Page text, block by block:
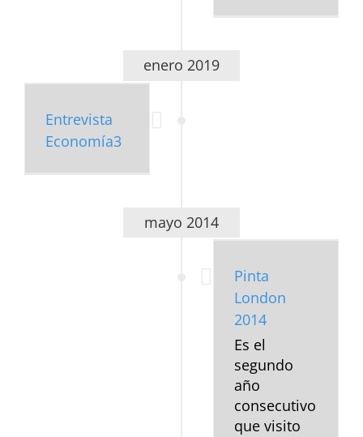
enero 2019
Entrevista
Economía3
mayo 2014
Pinta
London
2014
Es el
segundo
año
consecutivo
que visito